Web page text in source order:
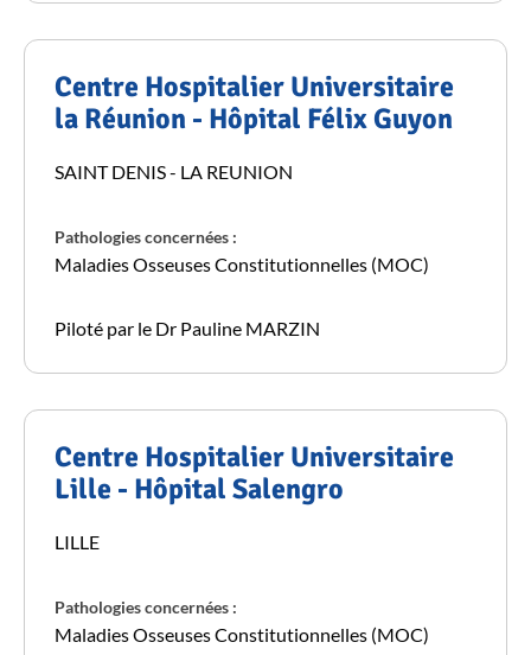
Centre Hospitalier Universitaire
la Réunion - Hôpital Félix Guyon
SAINT DENIS - LA REUNION
Pathologies concernées :
Maladies Osseuses Constitutionnelles (MOC)
Piloté par le Dr Pauline MARZIN
Centre Hospitalier Universitaire
Lille - Hôpital Salengro
LILLE
Pathologies concernées :
Maladies Osseuses Constitutionnelles (MOC)